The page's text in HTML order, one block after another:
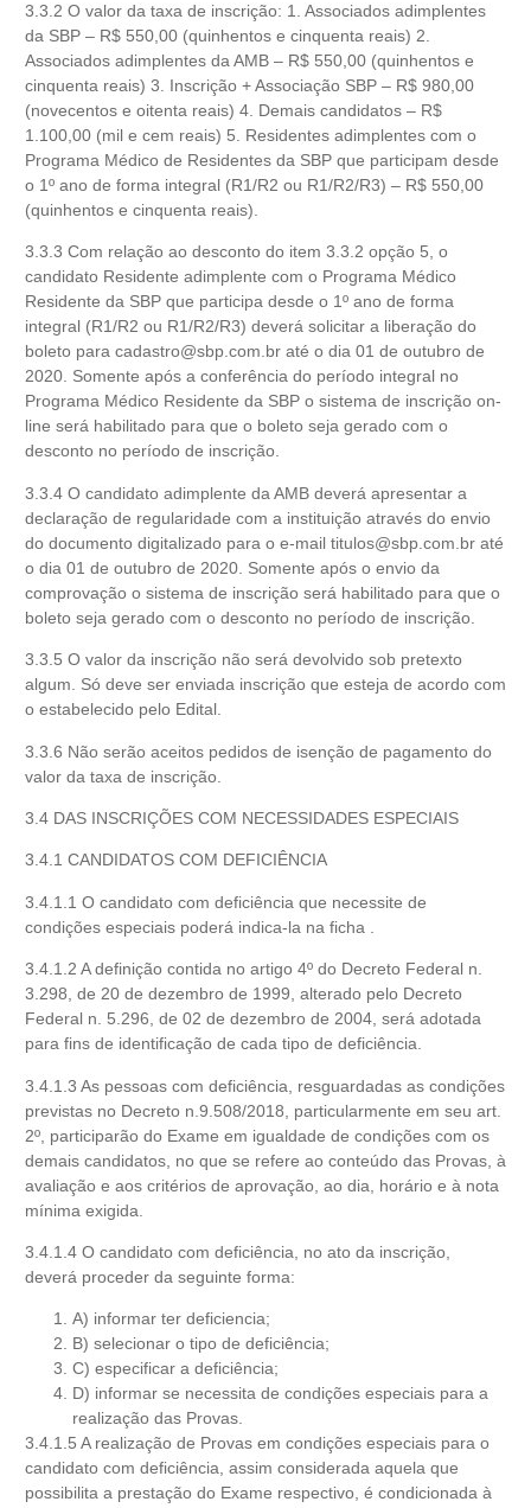
3.3.2 O valor da taxa de inscrição: 1. Associados adimplentes
da SBP – R$ 550,00 (quinhentos e cinquenta reais) 2.
Associados adimplentes da AMB – R$ 550,00 (quinhentos e
cinquenta reais) 3. Inscrição + Associação SBP – R$ 980,00
(novecentos e oitenta reais) 4. Demais candidatos – R$
1.100,00 (mil e cem reais) 5. Residentes adimplentes com o
Programa Médico de Residentes da SBP que participam desde
o 1º ano de forma integral (R1/R2 ou R1/R2/R3) – R$ 550,00
(quinhentos e cinquenta reais).
3.3.3 Com relação ao desconto do item 3.3.2 opção 5, o
candidato Residente adimplente com o Programa Médico
Residente da SBP que participa desde o 1º ano de forma
integral (R1/R2 ou R1/R2/R3) deverá solicitar a liberação do
boleto para cadastro@sbp.com.br até o dia 01 de outubro de
2020. Somente após a conferência do período integral no
Programa Médico Residente da SBP o sistema de inscrição on-
line será habilitado para que o boleto seja gerado com o
desconto no período de inscrição.
3.3.4 O candidato adimplente da AMB deverá apresentar a
declaração de regularidade com a instituição através do envio
do documento digitalizado para o e-mail titulos@sbp.com.br até
o dia 01 de outubro de 2020. Somente após o envio da
comprovação o sistema de inscrição será habilitado para que o
boleto seja gerado com o desconto no período de inscrição.
3.3.5 O valor da inscrição não será devolvido sob pretexto
algum. Só deve ser enviada inscrição que esteja de acordo com
o estabelecido pelo Edital.
3.3.6 Não serão aceitos pedidos de isenção de pagamento do
valor da taxa de inscrição.
3.4 DAS INSCRIÇÕES COM NECESSIDADES ESPECIAIS
3.4.1 CANDIDATOS COM DEFICIÊNCIA
3.4.1.1 O candidato com deficiência que necessite de
condições especiais poderá indica-la na ficha .
3.4.1.2 A definição contida no artigo 4º do Decreto Federal n.
3.298, de 20 de dezembro de 1999, alterado pelo Decreto
Federal n. 5.296, de 02 de dezembro de 2004, será adotada
para fins de identificação de cada tipo de deficiência.
3.4.1.3 As pessoas com deficiência, resguardadas as condições
previstas no Decreto n.9.508/2018, particularmente em seu art.
2º, participarão do Exame em igualdade de condições com os
demais candidatos, no que se refere ao conteúdo das Provas, à
avaliação e aos critérios de aprovação, ao dia, horário e à nota
mínima exigida.
3.4.1.4 O candidato com deficiência, no ato da inscrição,
deverá proceder da seguinte forma:
A) informar ter deficiencia;
B) selecionar o tipo de deficiência;
C) especificar a deficiência;
D) informar se necessita de condições especiais para a
realização das Provas.
3.4.1.5 A realização de Provas em condições especiais para o
candidato com deficiência, assim considerada aquela que
possibilita a prestação do Exame respectivo, é condicionada à